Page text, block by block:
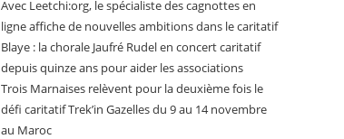
Avec Leetchi:org, le spécialiste des cagnottes en
ligne affiche de nouvelles ambitions dans le caritatif
Blaye : la chorale Jaufré Rudel en concert caritatif
depuis quinze ans pour aider les associations
Trois Marnaises relèvent pour la deuxième fois le
défi caritatif Trek’in Gazelles du 9 au 14 novembre
au Maroc